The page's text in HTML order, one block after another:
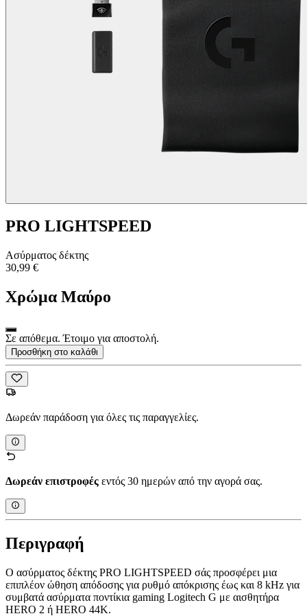
PRO LIGHTSPEED
Ασύρματος δέκτης
30,99 €
Χρώμα Μαύρο
Σε απόθεμα. Έτοιμο για αποστολή.
Προσθήκη στο καλάθι
Δωρεάν παράδοση για όλες τις παραγγελίες.
Δωρεάν επιστροφές εντός 30 ημερών από την αγορά σας.
Περιγραφή
Ο ασύρματος δέκτης PRO LIGHTSPEED σάς προσφέρει μια
επιπλέον ώθηση απόδοσης για ρυθμό απόκρισης έως και 8 kHz για
συμβατά ασύρματα ποντίκια gaming Logitech G με αισθητήρα
HERO 2 ή HERO 44K.